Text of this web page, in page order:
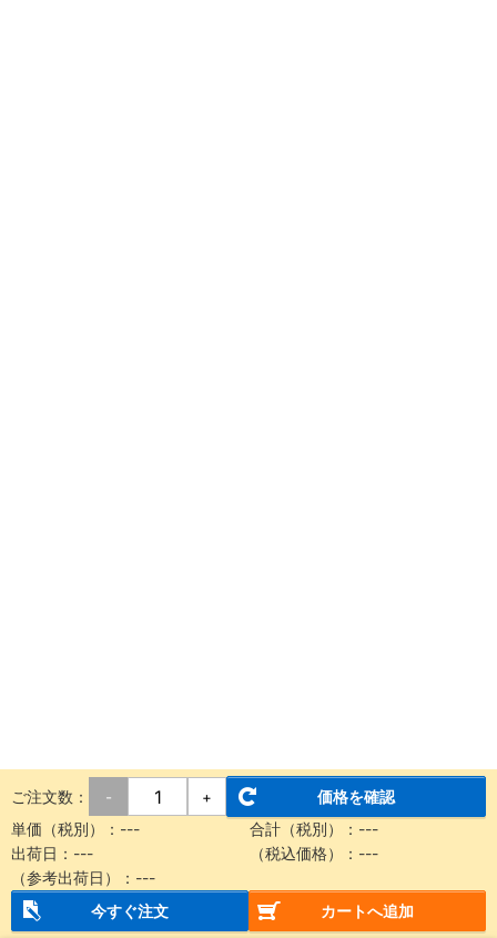
ご注文数： - +
価格を確認
単価（税別）： --- 合計（税別）： ---
出荷日： --- （税込価格）： ---
（参考出荷日）： ---
今すぐ注文
カートへ追加